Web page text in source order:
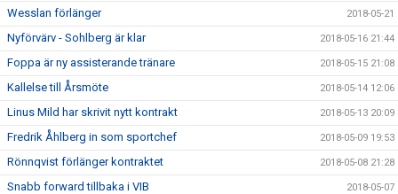
Wesslan förlänger 2018-05-21
Nyförvärv - Sohlberg är klar 2018-05-16 21:44
Foppa är ny assisterande tränare 2018-05-15 21:08
Kallelse till Årsmöte 2018-05-14 12:06
Linus Mild har skrivit nytt kontrakt 2018-05-13 20:09
Fredrik Åhlberg in som sportchef 2018-05-09 19:53
Rönnqvist förlänger kontraktet 2018-05-08 21:28
Snabb forward tillbaka i VIB 2018-05-07